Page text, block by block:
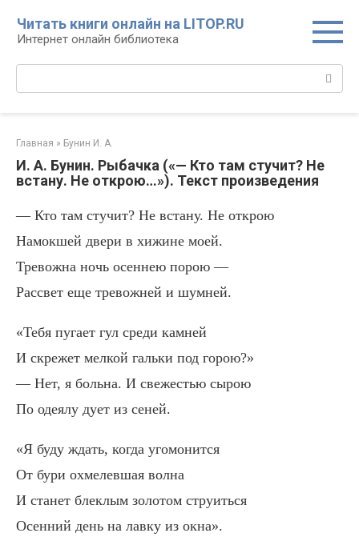
контенту
Читать книги онлайн на LITOP.RU
Интернет онлайн библиотека
Главная » Бунин И. А.
И. А. Бунин. Рыбачка («— Кто там стучит? Не
встану. Не открою…»). Текст произведения
— Кто там стучит? Не встану. Не открою
Намокшей двери в хижине моей.
Тревожна ночь осеннею порою —
Рассвет еще тревожней и шумней.
«Тебя пугает гул среди камней
И скрежет мелкой гальки под горою?»
— Нет, я больна. И свежестью сырою
По одеялу дует из сеней.
«Я буду ждать, когда угомонится
От бури охмелевшая волна
И станет блеклым золотом струиться
Осенний день на лавку из окна».